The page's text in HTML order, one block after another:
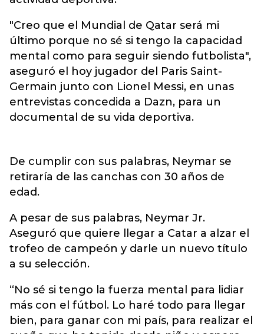
"Creo que el Mundial de Qatar será mi
último porque no sé si tengo la capacidad
mental como para seguir siendo futbolista",
aseguró el hoy jugador del Paris Saint-
Germain junto con Lionel Messi, en unas
entrevistas concedida a Dazn, para un
documental de su vida deportiva.
De cumplir con sus palabras, Neymar se
retiraría de las canchas con 30 años de
edad.
A pesar de sus palabras, Neymar Jr.
Aseguró que quiere llegar a Catar a alzar el
trofeo de campeón y darle un nuevo título
a su selección.
“No sé si tengo la fuerza mental para lidiar
más con el fútbol. Lo haré todo para llegar
bien, para ganar con mi país, para realizar el